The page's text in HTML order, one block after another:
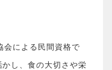
会による民間資格で
し、食の大切さや栄